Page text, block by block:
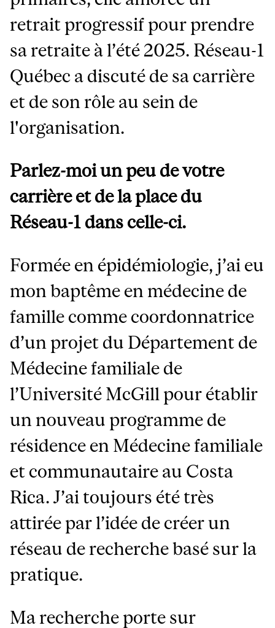
retrait progressif pour prendre
sa retraite à l’été 2025. Réseau-1
Québec a discuté de sa carrière
et de son rôle au sein de
l'organisation.
Parlez-moi un peu de votre
carrière et de la place du
Réseau-1 dans celle-ci.
Formée en épidémiologie, j’ai eu
mon baptême en médecine de
famille comme coordonnatrice
d’un projet du Département de
Médecine familiale de
l’Université McGill pour établir
un nouveau programme de
résidence en Médecine familiale
et communautaire au Costa
Rica. J’ai toujours été très
attirée par l’idée de créer un
réseau de recherche basé sur la
pratique.
Ma recherche porte sur